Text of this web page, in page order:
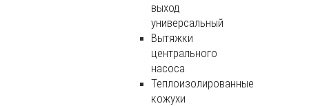
выход
универсальный
Вытяжки
центрального
насоса
Теплоизолированные
кожухи